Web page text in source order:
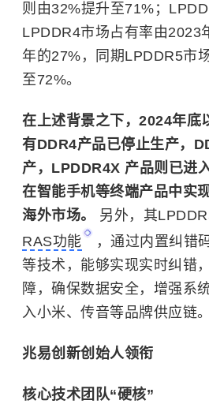
则由32%提升至71%；
LPDDR4市场占有率由2023
年的27%，同期LPDDR5市
至72%。
在上述背景之下，2024年底
有DDR4产品已停止生产，
产，LPDDR4X 产品则已进
在智能手机等终端产品中实
海外市场。
另外，其
RAS功能
，通过内置纠错
等技术，能够实现实时纠错
障，确保数据安全，增强系
入小米、传音等品牌供应链。
兆易创新创始人领衔
核心技术团队“硬核”